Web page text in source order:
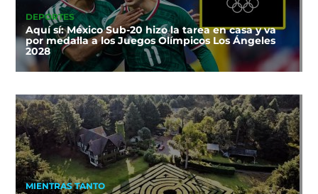
DEPORTES
Aquí sí: México Sub-20 hizo la tarea en casa y va
por medalla a los Juegos Olímpicos Los Ángeles
2028
MIENTRAS TANTO